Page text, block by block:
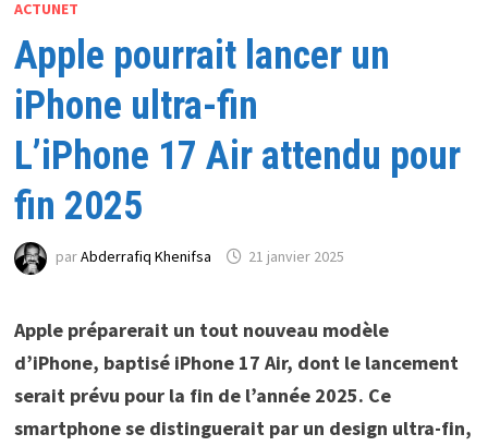
ACTUNET
Apple pourrait lancer un
iPhone ultra-fin
L’iPhone 17 Air attendu pour
fin 2025
parAbderrafiq Khenifsa 21 janvier 2025
Apple préparerait un tout nouveau modèle
d’iPhone, baptisé iPhone 17 Air, dont le lancement
serait prévu pour la fin de l’année 2025. Ce
smartphone se distinguerait par un design ultra-fin,